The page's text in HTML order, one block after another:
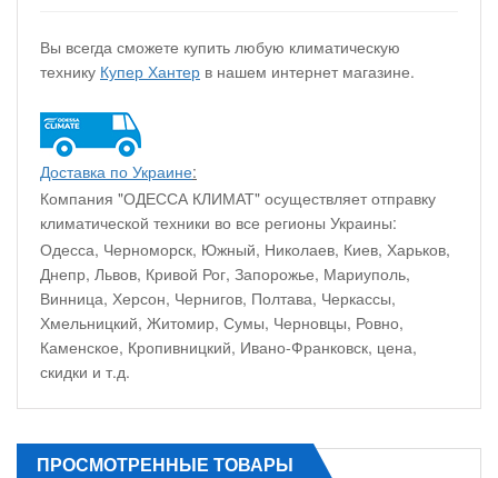
Вы всегда сможете купить любую климатическую
технику Купер Хантер в нашем интернет магазине.
Доставка по Украине:
Компания "ОДЕССА КЛИМАТ" осуществляет отправку
климатической техники во все регионы Украины:
Одесса, Черноморск, Южный, Николаев, Киев, Харьков,
Днепр, Львов, Кривой Рог, Запорожье, Мариуполь,
Винница, Херсон, Чернигов, Полтава, Черкассы,
Хмельницкий, Житомир, Сумы, Черновцы, Ровно,
Каменское, Кропивницкий, Ивано-Франковск, цена,
скидки и т.д.
ПРОСМОТРЕННЫЕ ТОВАРЫ